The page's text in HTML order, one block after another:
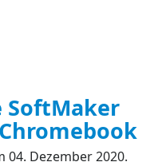
SoftMaker
04. Dezember 2020.